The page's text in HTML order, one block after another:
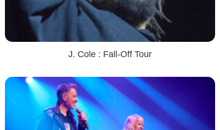
J. Cole : Fall-Off Tour